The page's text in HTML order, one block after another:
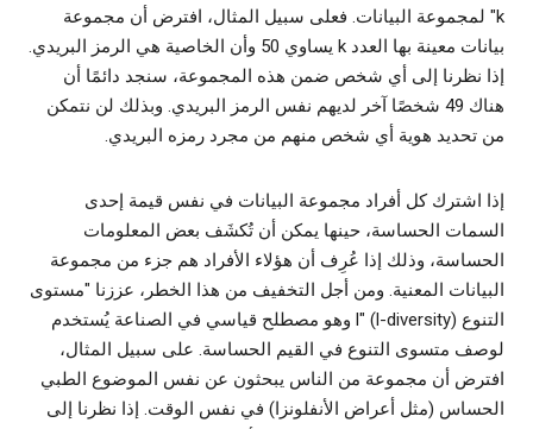
k" لمجموعة البيانات. فعلى سبيل المثال، افترض أن مجموعة
بيانات معينة بها العدد k يساوي 50 وأن الخاصية هي الرمز البريدي.
إذا نظرنا إلى أي شخص ضمن هذه المجموعة، سنجد دائمًا أن
هناك 49 شخصًا آخر لديهم نفس الرمز البريدي. وبذلك لن نتمكن
من تحديد هوية أي شخص منهم من مجرد رمزه البريدي.
إذا اشترك كل أفراد مجموعة البيانات في نفس قيمة إحدى
السمات الحساسة، حينها يمكن أن تُكشَف بعض المعلومات
الحساسة، وذلك إذا عُرِف أن هؤلاء الأفراد هم جزء من مجموعة
البيانات المعنية. ومن أجل التخفيف من هذا الخطر، عززنا "مستوى
التنوع l" (l-diversity) وهو مصطلح قياسي في الصناعة يُستخدم
لوصف متسوى التنوع في القيم الحساسة. على سبيل المثال،
افترض أن مجموعة من الناس يبحثون عن نفس الموضوع الطبي
الحساس (مثل أعراض الأنفلونزا) في نفس الوقت. إذا نظرنا إلى